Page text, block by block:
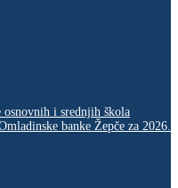
osnovnih i srednjih škola
banke Žepče za 2026.